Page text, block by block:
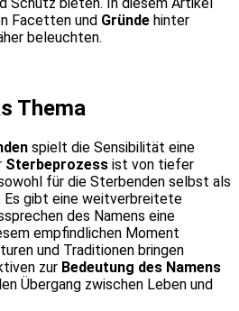
Facetten und Gründe hinter
beleuchten.
Thema
spielt die Sensibilität eine
Sterbeprozess ist von tiefer
für die Sterbenden selbst als
Es gibt eine weitverbreitete
des Namens eine
empfindlichen Moment
und Traditionen bringen
zur Bedeutung des Namens
Übergang zwischen Leben und